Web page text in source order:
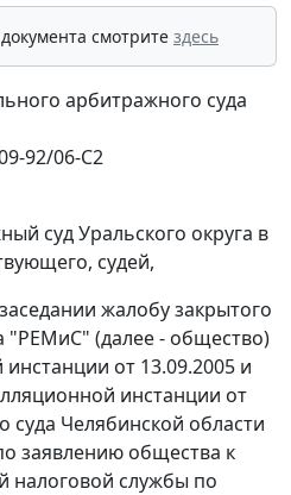
смотрите здесь
арбитражного суда
92/06-С2
суд Уральского округа в
судей,
жалобу закрытого
"РЕМиС" (далее - общество)
от 13.09.2005 и
инстанции от
суда Челябинской области
заявлению общества к
налоговой службы по